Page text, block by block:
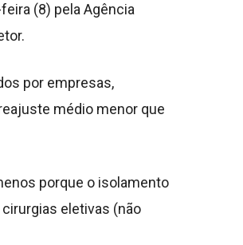
(8) pela Agência
por empresas,
médio menor que
porque o isolamento
eletivas (não